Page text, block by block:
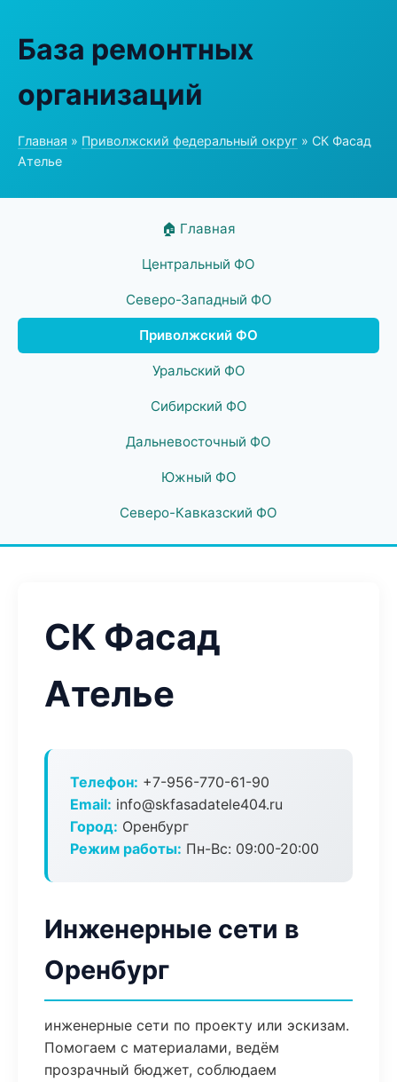
База ремонтных
организаций
Главная » Приволжский федеральный округ » СК Фасад
Ателье
🏠 Главная
Центральный ФО
Северо-Западный ФО
Приволжский ФО
Уральский ФО
Сибирский ФО
Дальневосточный ФО
Южный ФО
Северо-Кавказский ФО
СК Фасад
Ателье
Телефон: +7-956-770-61-90
Email: info@skfasadatele404.ru
Город: Оренбург
Режим работы: Пн-Вс: 09:00-20:00
Инженерные сети в
Оренбург
инженерные сети по проекту или эскизам.
Помогаем с материалами, ведём
прозрачный бюджет, соблюдаем